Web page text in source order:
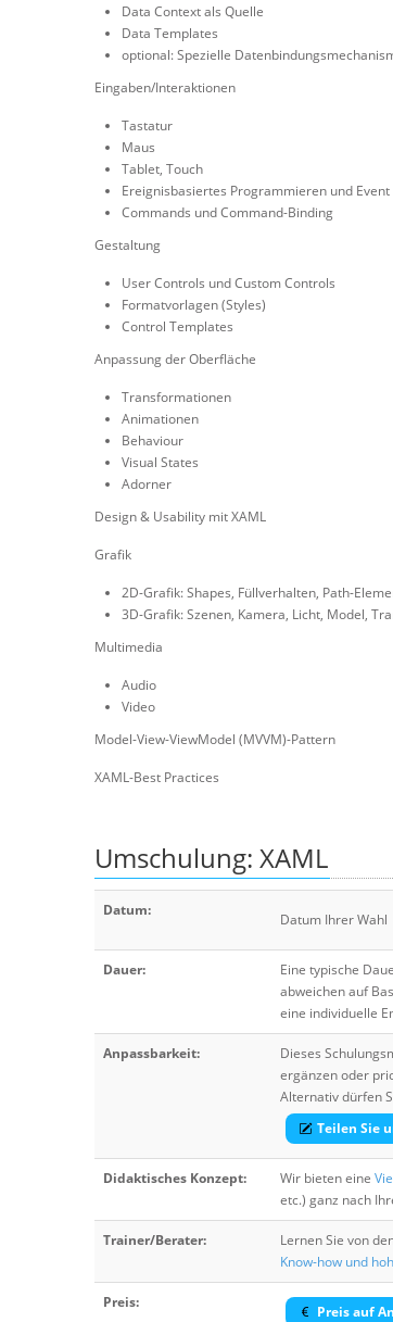
Data Context als Quelle
Data Templates
optional: Spezielle
Eingaben/Interaktionen
Tastatur
Maus
Tablet, Touch
Ereignisbasiertes Programmieren und Event
Commands und Command-Binding
Gestaltung
User Controls und Custom Controls
Formatvorlagen (Styles)
Control Templates
Anpassung der Oberfläche
Transformationen
Animationen
Behaviour
Visual States
Adorner
Design & Usability mit XAML
Grafik
2D-Grafik: Shapes, Füllverhalten, Path-
3D-Grafik: Szenen, Kamera, Licht, Model,
Multimedia
Audio
Video
Model-View-ViewModel (MVVM)-Pattern
XAML-Best Practices
Umschulung: XAML
Datum:
Datum Ihrer Wahl
Dauer: Eine typische
abweichen auf
eine individuelle
Anpassbarkeit: Dieses
ergänzen oder
Alternativ dürfen
Teilen Sie
Didaktisches Konzept: Wir bieten eine
etc.) ganz nach
Trainer/Berater: Lernen Sie von
Know-how und
Preis:
Preis auf